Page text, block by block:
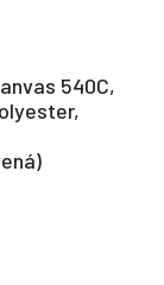
540C,